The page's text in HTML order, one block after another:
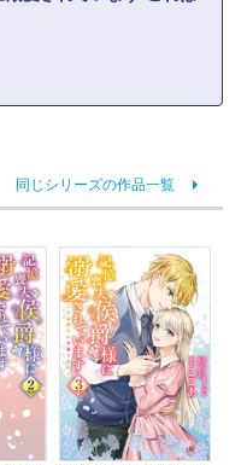
同じシリーズの作品一覧